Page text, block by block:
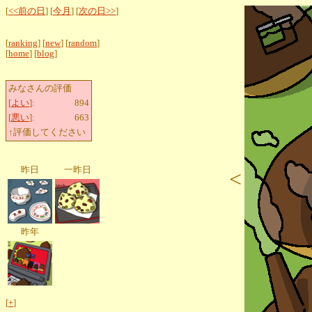
[<<前の日 ] [今月 ] [次の日>>]
[ranking] [new] [random]
[home] [blog]
みなさんの評価
[よい]:
894
[悪い]:
663
↑評価してください
昨日 一昨日
昨年
[+]
<